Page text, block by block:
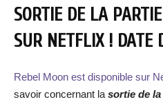
SORTIE DE LA
SUR NETFLIX ! DATE
Rebel Moon est disponible sur
savoir concernant la sortie de la